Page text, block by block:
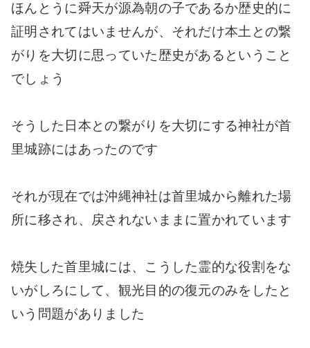
ほんとうに舜天が源為朝の子であるか歴史的に
証明されてはいませんが、それだけ本土との繋
がりを大切に思っていた歴史があるということ
でしょう
そうした日本との繋がりを大切にする神社が首
里城跡にはあったのです
それが現在では沖縄神社は首里城から離れた場
所に移され、戻されないままに置かれています
焼失した首里城には、こうした霊的な役割をな
いがしろにして、観光目的の復元のみをしたと
いう問題がありました